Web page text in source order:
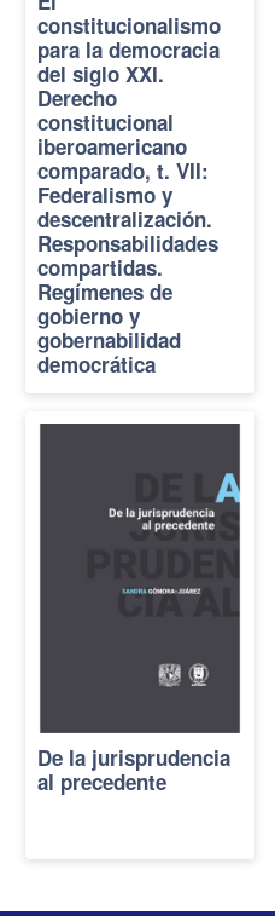
constitucionalismo
para la democracia
del siglo XXI.
Derecho
constitucional
iberoamericano
comparado, t. VII:
Federalismo y
descentralización.
Responsabilidades
compartidas.
Regímenes de
gobierno y
gobernabilidad
democrática
De la jurisprudencia
al precedente